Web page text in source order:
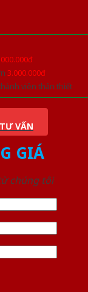
3.000.000đ
viên thân thiết
VẤN
GIÁ
chúng tôi